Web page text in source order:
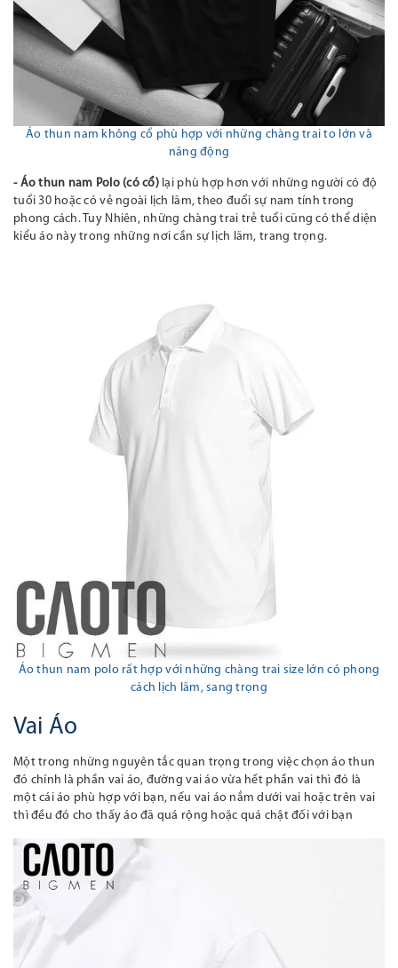
Áo thun nam không cổ phù hợp với những chàng traito lớn và
năng động
- Áo thun nam Polo (có cổ) lại phù hợp hơn với những người có độ
tuổi30hoặc có vẻ ngoài lịch lãm, theo đuổi sự nam tính trong
phong cách. Tuy Nhiên, những chàng trai trẻ tuổi cũng có thể diện
kiểu áo này trong những nơi cần sự lịch lãm, trang trọng.
Áo thun nam polo rất hợp với những chàng trai size lớn có phong
cách lịch lãm, sang trọng
Vai Áo
Một trong những nguyên tắc quan trọng trong việc chọn áo thun
đó chính là phần vai áo, đường vai áo vừa hết phần vai thì đó là
một cái áo phù hợp với bạn, nếu vai áo nắm dưới vai hoặc trên vai
thì đều đó cho thấy áo đã quá rộng hoặc quá chật đối với bạn